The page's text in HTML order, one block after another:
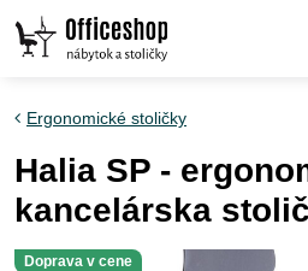
Doprava v cene
Ergonomické stoličky
Halia SP -
kancelárska